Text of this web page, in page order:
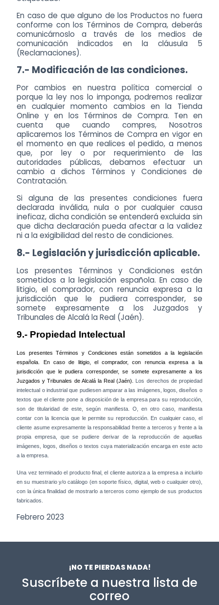
En caso de que alguno de los Productos no fuera
conforme con los Términos de Compra, deberás
comunicárnoslo a través de los medios de
comunicación indicados en la cláusula 5
(Reclamaciones).
7.- Modificación de las condiciones.
Por cambios en nuestra política comercial o
porque la ley nos lo imponga, podremos realizar
en cualquier momento cambios en la Tienda
Online y en los Términos de Compra. Ten en
cuenta que cuando compres, Nosotros
aplicaremos los Términos de Compra en vigor en
el momento en que realices el pedido, a menos
que, por ley o por requerimiento de las
autoridades públicas, debamos efectuar un
cambio a dichos Términos y Condiciones de
Contratación.
Si alguna de las presentes condiciones fuera
declarada inválida, nula o por cualquier causa
ineficaz, dicha condición se entenderá excluida sin
que dicha declaración pueda afectar a la validez
ni a la exigibilidad del resto de condiciones.
8.- Legislación y jurisdicción aplicable.
Los presentes Términos y Condiciones están
sometidos a la legislación española. En caso de
litigio, el comprador, con renuncia expresa a la
jurisdicción que le pudiera corresponder, se
somete expresamente a los Juzgados y
Tribunales de Alcalá la Real (Jaén).
9.- Propiedad Intelectual
Los presentes Términos y Condiciones están sometidos a la legislación
española. En caso de litigio, el comprador, con renuncia expresa a la
jurisdicción que le pudiera corresponder, se somete expresamente a los
Juzgados y Tribunales de Alcalá la Real (Jaén).
Los derechos de propiedad
intelectual o industrial que pudiesen amparar a las imágenes, logos, diseños o
textos que el cliente pone a disposición de la empresa para su reproducción,
son de titularidad de este, según manifiesta. O, en otro caso, manifiesta
contar con la licencia que le permite su reproducción. En cualquier caso, el
cliente asume expresamente la responsabilidad frente a terceros y frente a la
propia empresa, que se pudiere derivar de la reproducción de aquellas
imágenes, logos, diseños o textos cuya materialización encarga en este acto
a la empresa.
Una vez terminado el producto final, el cliente autoriza a la empresa a incluirlo
en su muestrario y/o catálogo (en soporte físico, digital, web o cualquier otro),
con la única finalidad de mostrarlo a terceros como ejemplo de sus productos
fabricados.
Febrero 2023
¡NO TE PIERDAS NADA!
Suscríbete a nuestra lista de
correo